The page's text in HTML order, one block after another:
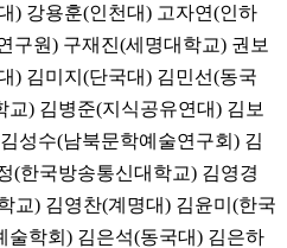
) 강용훈(인천대) 고자연(인하
구원) 구재진(세명대학교) 권보
) 김미지(단국대) 김민선(동국
) 김병준(지식공유연대) 김보
성수(남북문학예술연구회) 김
(한국방송통신대학교) 김영경
교) 김영찬(계명대) 김윤미(한국
술학회) 김은석(동국대) 김은하